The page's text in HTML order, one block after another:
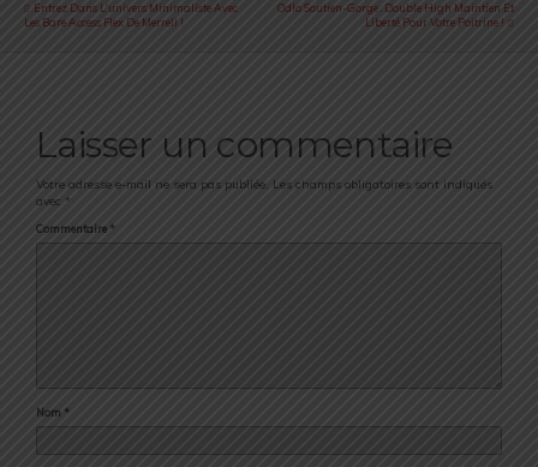
Entrez Dans L'univers Minimaliste Avec
Les Bare Access Flex De Merrell !
Odlo Soutien-Gorge : Double High Maintien Et
Liberté Pour Votre Poitrine !
Laisser un commentaire
Votre adresse e-mail ne sera pas publiée. Les champs obligatoires sont indiqués
avec *
Commentaire *
Nom *